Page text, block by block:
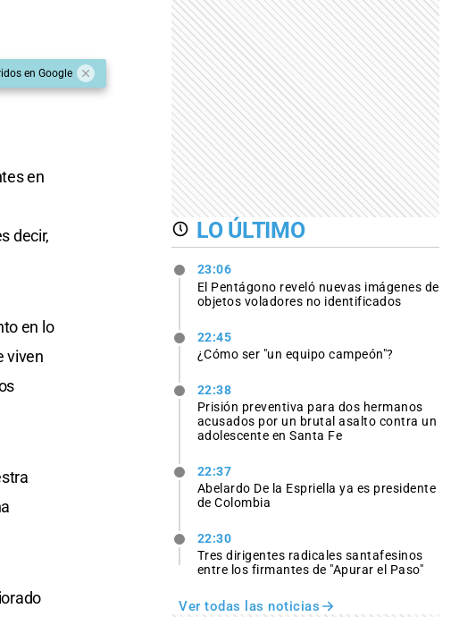
en Google
en
decir,
en lo
viven
LO ÚLTIMO
23:06
El Pentágono reveló nuevas imágenes de
objetos voladores no identificados
22:45
¿Cómo ser "un equipo campeón"?
22:38
Prisión preventiva para dos hermanos
acusados por un brutal asalto contra un
adolescente en Santa Fe
22:37
Abelardo De la Espriella ya es presidente
de Colombia
22:30
Tres dirigentes radicales santafesinos
entre los firmantes de "Apurar el Paso"
Ver todas las noticias